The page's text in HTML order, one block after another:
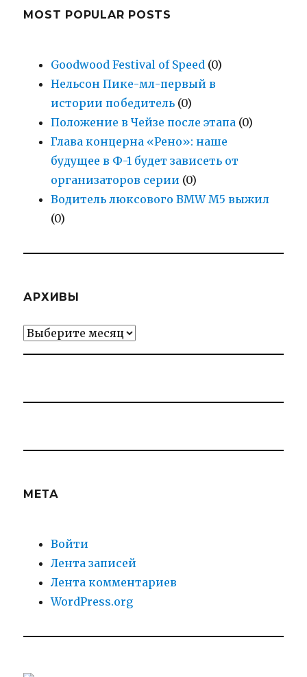
MOST POPULAR POSTS
Goodwood Festival of Speed (0)
Нельсон Пике-мл-первый в
истории победитель (0)
Положение в Чейзе после этапа (0)
Глава концерна «Рено»: наше
будущее в Ф-1 будет зависеть от
организаторов серии (0)
Водитель люксового BMW M5 выжил
(0)
АРХИВЫ
Архивы
МЕТА
Войти
Лента записей
Лента комментариев
WordPress.org